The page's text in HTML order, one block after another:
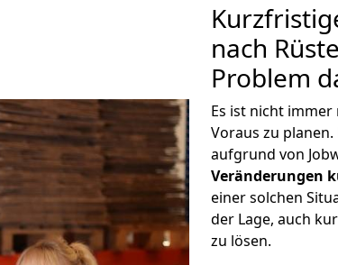
nach
Problem
Es ist nicht
Voraus zu
aufgrund von
Veränderungen
einer solchen
der Lage, auch
zu lösen.